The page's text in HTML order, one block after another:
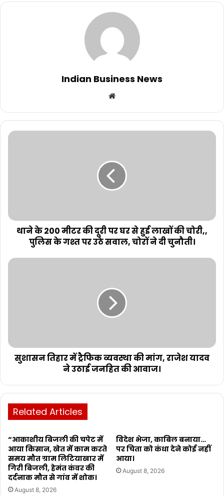
Indian Business News
Website
थाने के 200 मीटर की दूरी पर घर से हुई लाखों की चोरी,,
पुलिस के गश्त पर उठे सवाल, चोरों ने दी चुनौती।
सुशासन तिहार में ट्रैफिक व्यवस्था की मांग, राजेश यादव
ने उठाई जनहित की आवाज।
Related Articles
“आकाशीय बिजली की चपेट में
आया किसान, खेत में काम करते
समय मौत ग्राम लिटियाखार में
गिरी बिजली, हेमंत कंवर की
दर्दनाक मौत से गांव में शोक।
August 8, 2026
विदेश भेजा, काबिल बनाया…
पर चिता को कंधा देने कोई नहीं
आया।
August 8, 2026